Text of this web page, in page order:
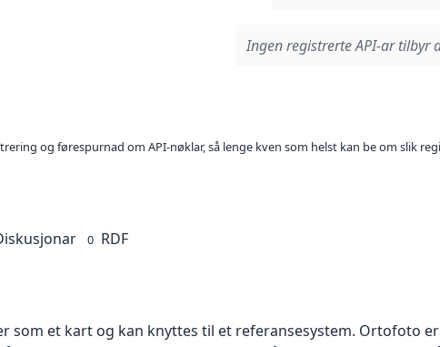
Ingen registrerte API-ar tilbyr
og førespurnad om API-nøklar, så lenge kven som helst kan be om slik
0 RDF
som et kart og kan knyttes til et referansesystem. Ortofoto